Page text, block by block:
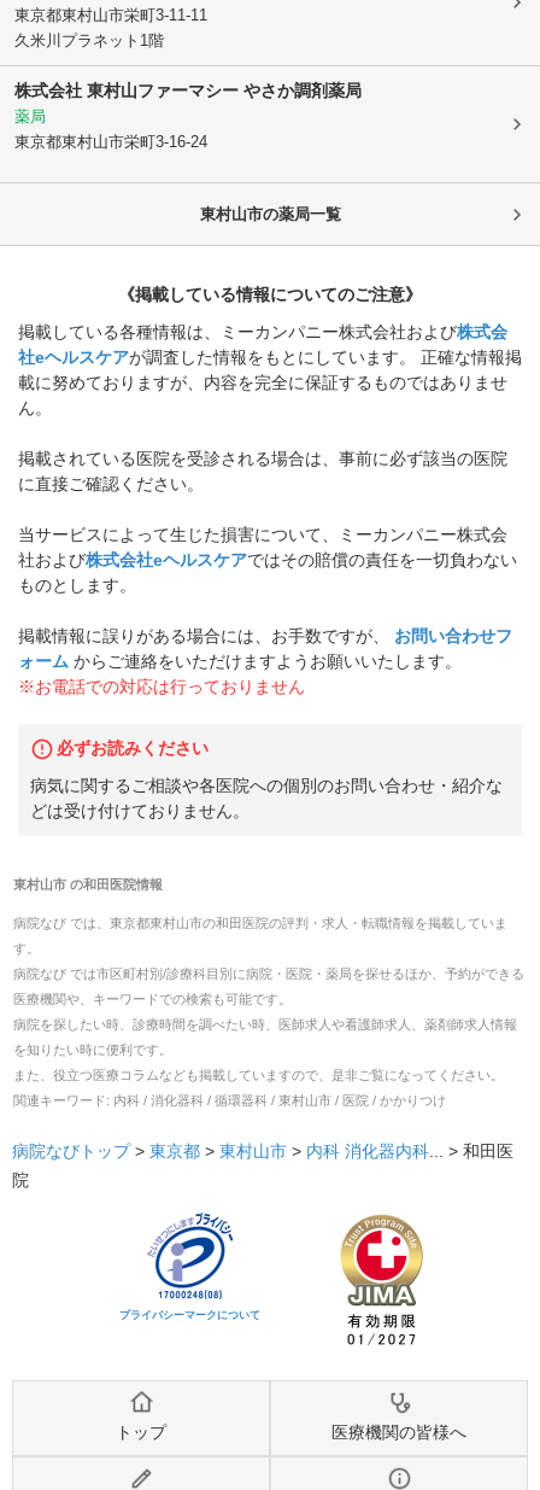
東京都東村山市栄町3-11-11
久米川プラネット1階
株式会社 東村山ファーマシー やさか調剤薬局
薬局
東京都東村山市栄町3-16-24
東村山市の薬局一覧
《掲載している情報についてのご注意》
掲載している各種情報は、ミーカンパニー株式会社および株式会
社eヘルスケアが調査した情報をもとにしています。 正確な情報掲
載に努めておりますが、内容を完全に保証するものではありませ
ん。
掲載されている医院を受診される場合は、事前に必ず該当の医院
に直接ご確認ください。
当サービスによって生じた損害について、ミーカンパニー株式会
社および株式会社eヘルスケアではその賠償の責任を一切負わない
ものとします。
掲載情報に誤りがある場合には、お手数ですが、
お問い合わせフ
ォーム からご連絡をいただけますようお願いいたします。
※お電話での対応は行っておりません
必ずお読みください
病気に関するご相談や各医院への個別のお問い合わせ・紹介な
どは受け付けておりません。
東村山市の和田医院情報
病院なび では、 東京都東村山市の和田医院の評判・求人・転職情報を掲載していま
す。
病院なび では市区町村別/診療科目別に病院・医院・薬局を探せるほか、予約ができる
医療機関や、キーワードでの検索も可能です。
病院を探したい時、診療時間を調べたい時、医師求人や看護師求人、薬剤師求人情報
を知りたい時に便利です。
また、役立つ医療コラムなども掲載していますので、是非ご覧になってください。
関連キーワード: 内科 / 消化器科 / 循環器科 / 東村山市 / 医院 / かかりつけ
病院なびトップ > 東京都 > 東村山市 > 内科 消化器内科... > 和田医
院
プライバシーマークについて
トップ 医療機関の皆様へ